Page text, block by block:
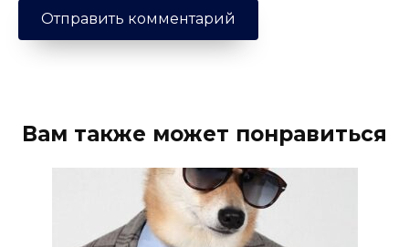
Вам также может понравиться